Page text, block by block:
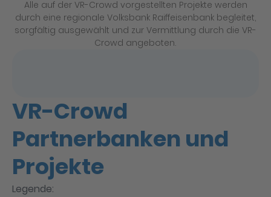
Alle auf der VR-Crowd vorgestellten Projekte werden
durch eine regionale Volksbank Raiffeisenbank begleitet,
sorgfältig ausgewählt und zur Vermittlung durch die VR-
Crowd angeboten.
VR-Crowd
Partnerbanken und
Projekte
Legende: